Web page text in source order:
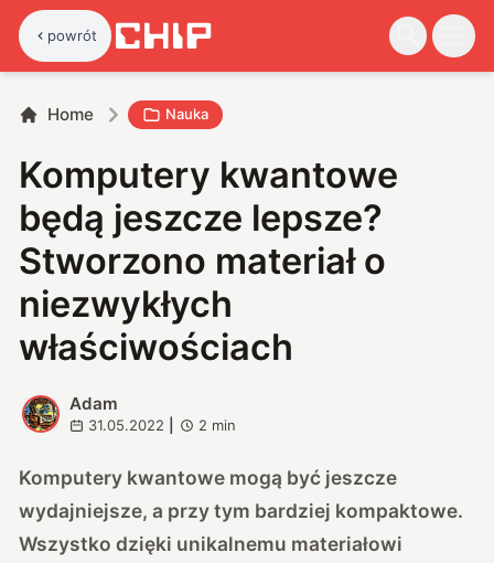
powrót
Home Nauka
Komputery kwantowe
będą jeszcze lepsze?
Stworzono materiał o
niezwykłych
właściwościach
A
Adam
31.05.2022 2 min
Komputery kwantowe mogą być jeszcze
wydajniejsze, a przy tym bardziej kompaktowe.
Wszystko dzięki unikalnemu materiałowi